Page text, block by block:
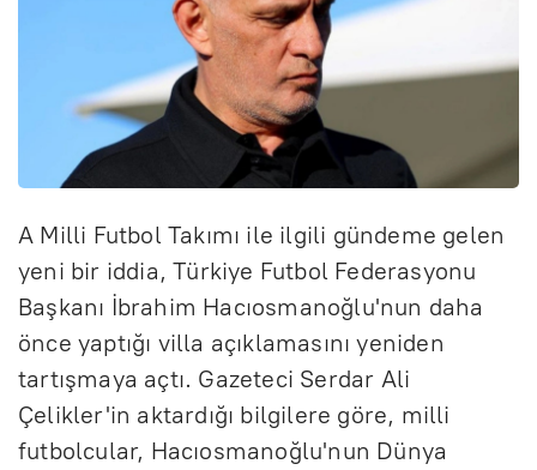
A Milli Futbol Takımı ile ilgili gündeme gelen
yeni bir iddia, Türkiye Futbol Federasyonu
Başkanı İbrahim Hacıosmanoğlu'nun daha
önce yaptığı villa açıklamasını yeniden
tartışmaya açtı. Gazeteci Serdar Ali
Çelikler'in aktardığı bilgilere göre, milli
futbolcular, Hacıosmanoğlu'nun Dünya